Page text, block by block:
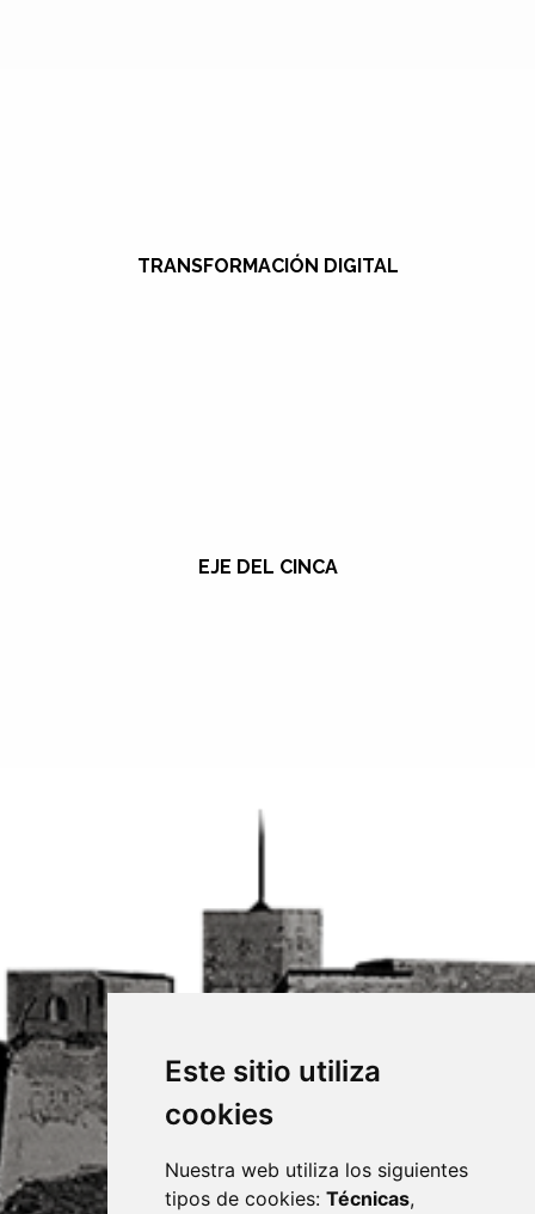
Este sitio utiliza
cookies
Nuestra web utiliza los siguientes
tipos de cookies: Técnicas,
TRANSFORMACIÓN DIGITAL
EJE DEL CINCA